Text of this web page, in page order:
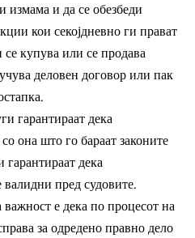
измама и да се обезбеди
кои секојдневно ги прават
се купува или се продава
деловен договор или пак
гарантираат дека
она што го бараат законите
дека
пред судовите.
е дека по процесот на
за одредено правно дело